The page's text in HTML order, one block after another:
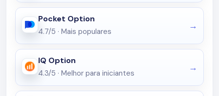
Pocket Option
4.7/5 · Mais populares
IQ Option
4.3/5 · Melhor para iniciantes